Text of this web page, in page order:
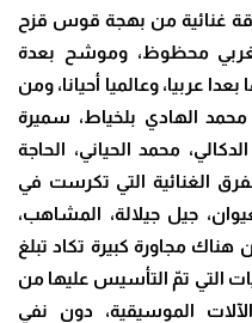
غنائية من بهجة قوس قزح
محظوظ، وموشح بعدة
عربيا، وعالميا أحيانا، ومن
الهادي بلخياط، سميرة
محمد الحياني، الحاجة
الغنائية التي تكرست في
جيل جيلالة، المشاهب،
مجاورة كبيرة تكاد تبلغ
التي تمّ التأسيس عليها من
الموسيقية، دون نفي